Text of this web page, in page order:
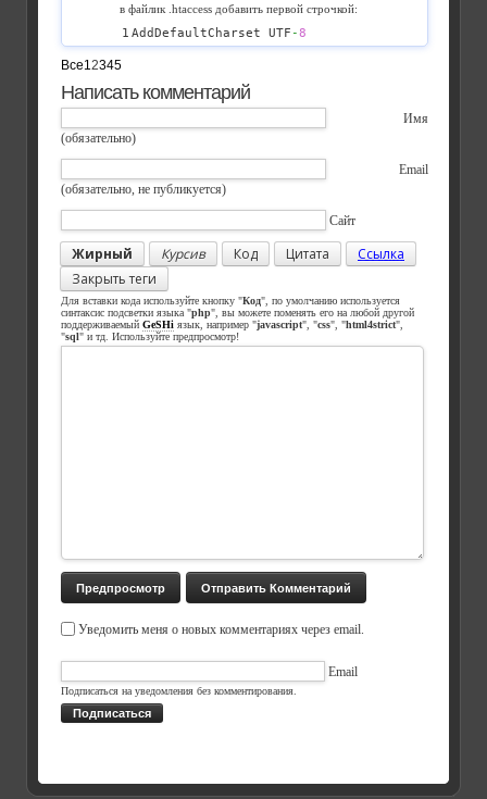
в файлик .htaccess добавить первой строчкой:
AddDefaultCharset UTF -8
Все12345
Написать комментарий
Имя
(обязательно)
Email
(обязательно, не публикуется)
Сайт
Жирный Курсив Код Цитата
Ссылка
Закрыть теги
Для вставки кода используйте кнопку "Код", по умолчанию используется
синтаксис подсветки языка "php", вы можете поменять его на любой другой
поддерживаемый GeSHi язык, например "javascript", "css", "html4strict",
"sql" и тд. Используйте предпросмотр!
Уведомить меня о новых комментариях через email.
Email
Подписаться на уведомления без комментирования.
Подписаться